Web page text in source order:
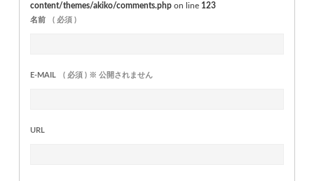
content/themes/akiko/comments.php on line 123
名前 ( 必須 )
E-MAIL ( 必須 ) ※ 公開されません
URL